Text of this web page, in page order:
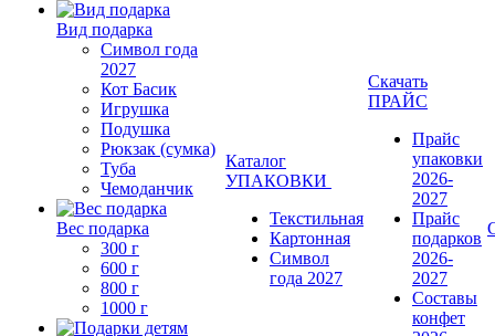
Вид подарка
Символ года
2027
Кот Басик
Игрушка
Подушка
Рюкзак (сумка)
Туба
Чемоданчик
Вес подарка
300 г
600 г
800 г
1000 г
Каталог
УПАКОВКИ
Текстильная
Картонная
Символ
года 2027
Скачать
ПРАЙС
Прайс
упаковки
2026-
2027
Прайс
подарков
2026-
2027
Составы
конфет